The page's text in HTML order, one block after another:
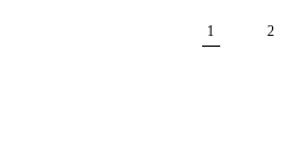
1 2